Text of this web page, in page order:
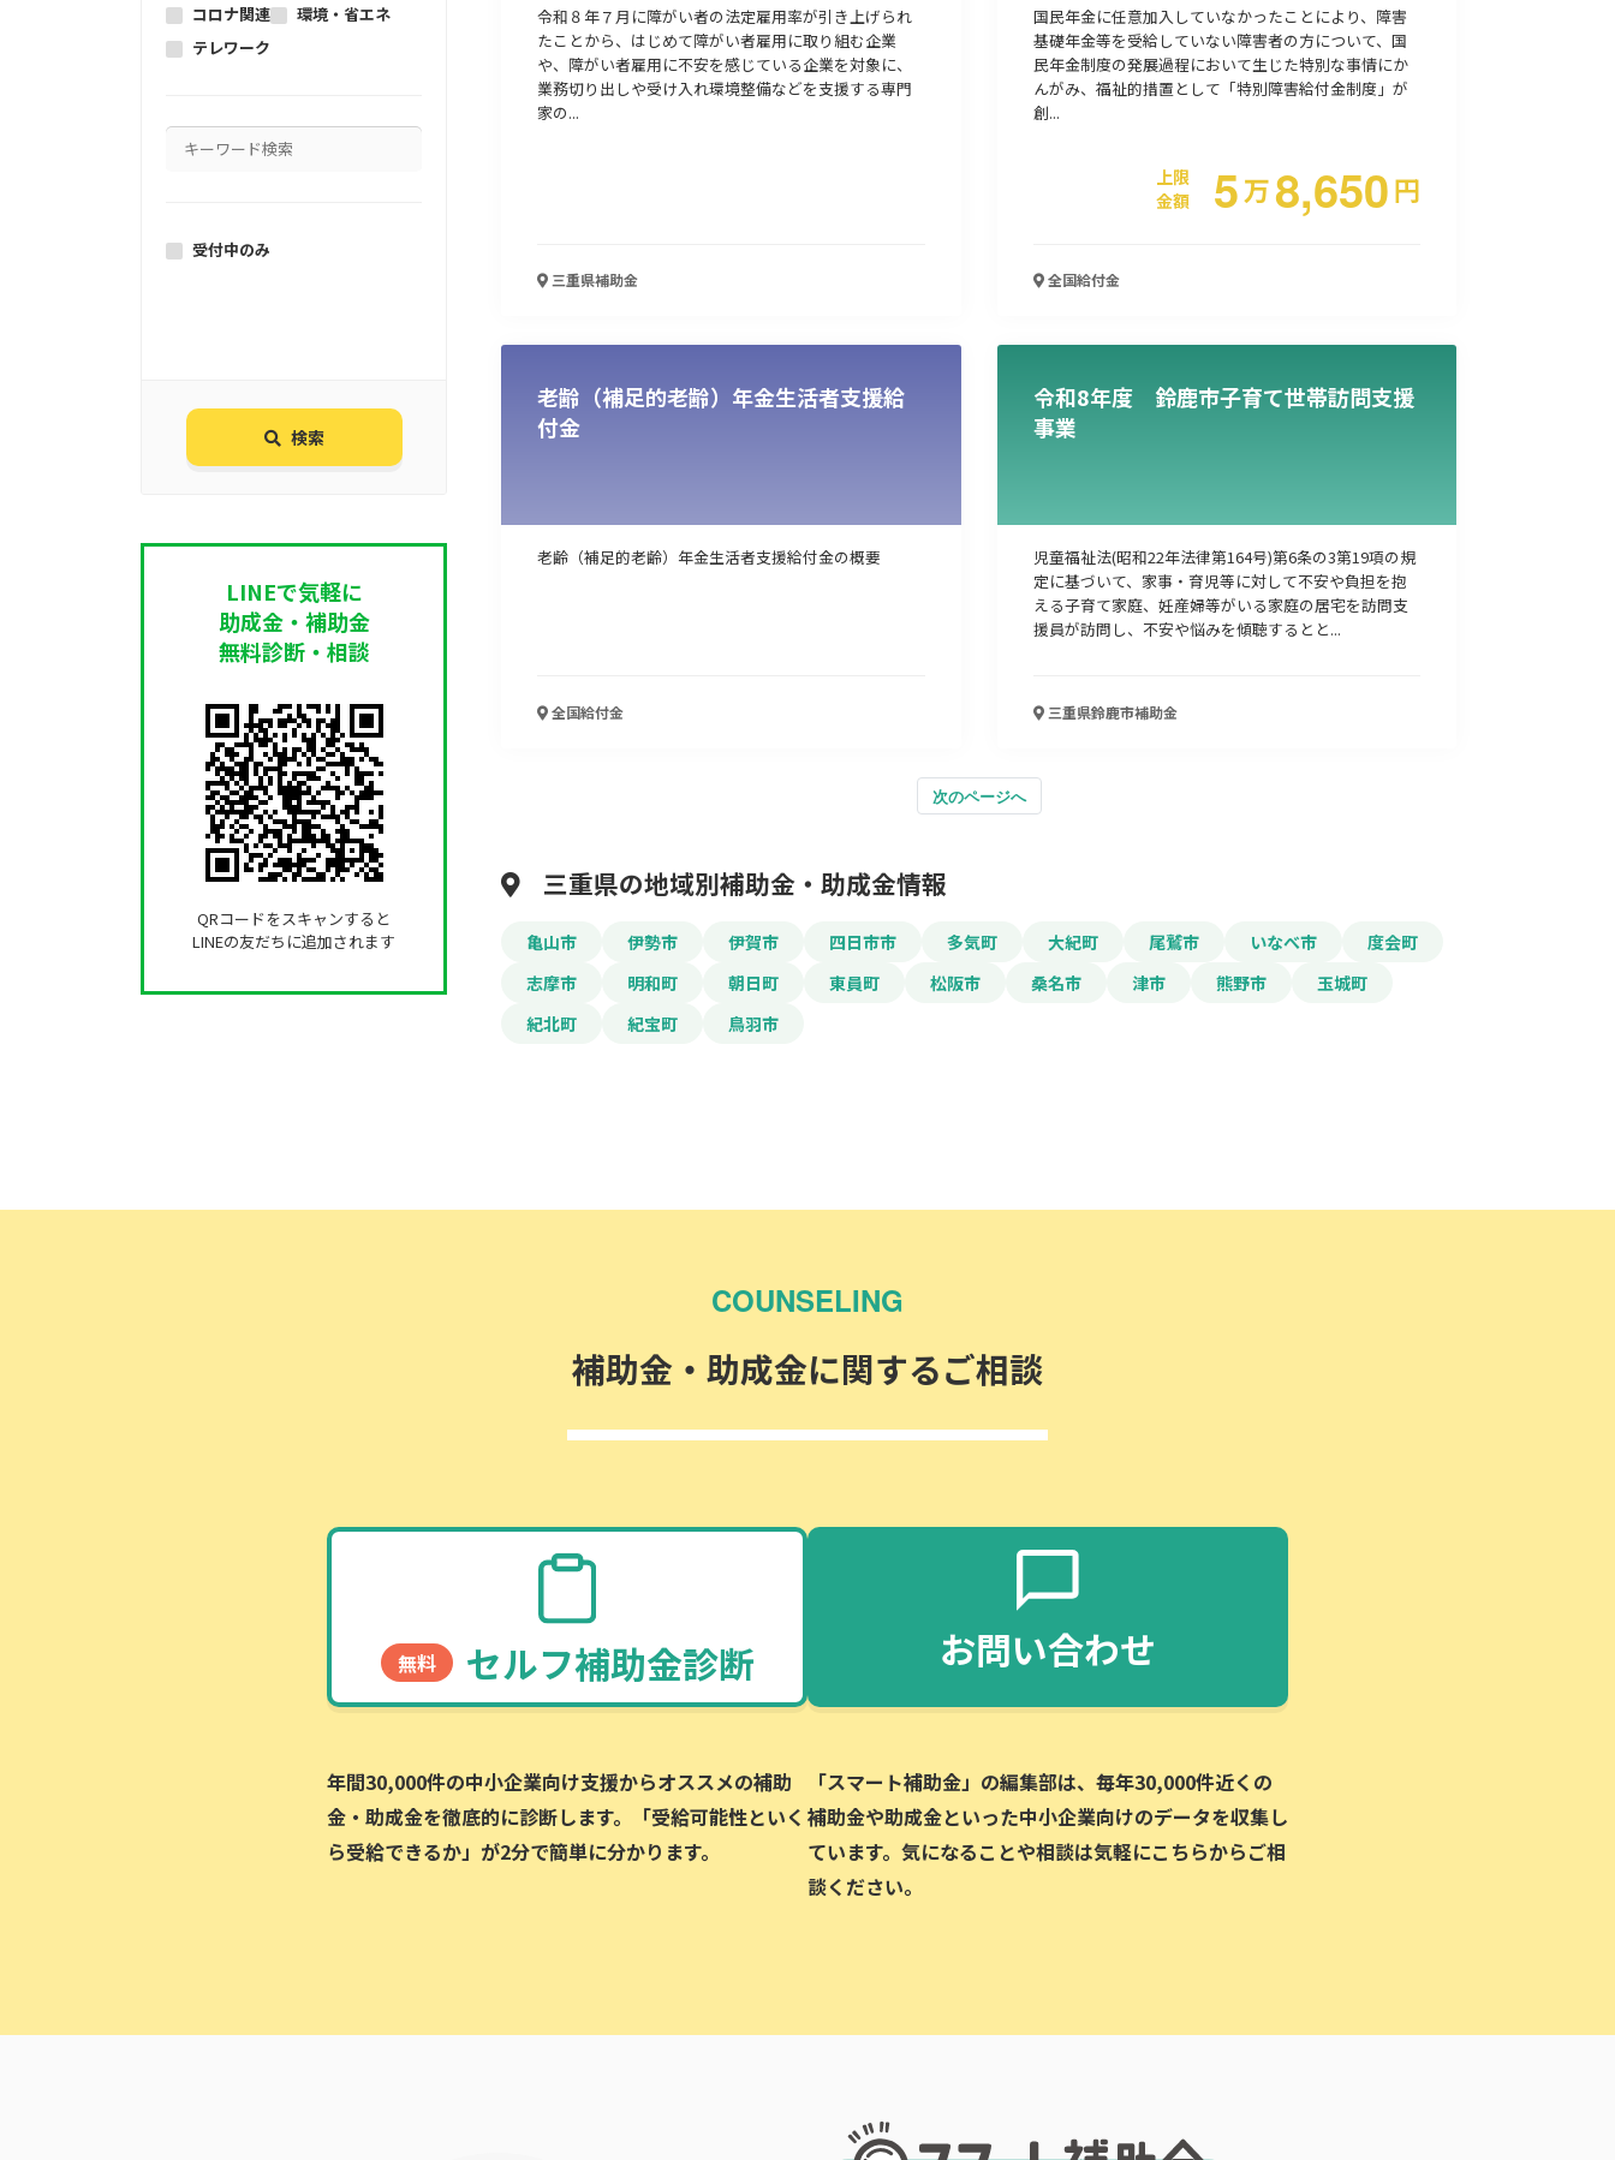
コロナ関連
環境・省エネ
テレワーク
受付中のみ
検索
LINEで気軽に
助成金・補助金
無料診断・相談
QRコードをスキャンすると
LINEの友だちに追加されます
令和８年７月に障がい者の法定雇用率が引き上げられ
たことから、はじめて障がい者雇用に取り組む企業
や、障がい者雇用に不安を感じている企業を対象に、
業務切り出しや受け入れ環境整備などを支援する専門
家の...
三重県補助金
国民年金に任意加入していなかったことにより、障害
基礎年金等を受給していない障害者の方について、国
民年金制度の発展過程において生じた特別な事情にか
んがみ、福祉的措置として「特別障害給付金制度」が
創...
上限
金額
5万8,650円
全国給付金
老齢（補足的老齢）年金生活者支援給
付金
老齢（補足的老齢）年金生活者支援給付金の概要
全国給付金
令和8年度 鈴鹿市子育て世帯訪問支援
事業
児童福祉法(昭和22年法律第164号)第6条の3第19項の規
定に基づいて、家事・育児等に対して不安や負担を抱
える子育て家庭、妊産婦等がいる家庭の居宅を訪問支
援員が訪問し、不安や悩みを傾聴するとと...
三重県鈴鹿市補助金
次のページへ
三重県の地域別補助金・助成金情報
亀山市 伊勢市 伊賀市 四日市市 多気町 大紀町 尾鷲市 いなべ市
度会町
志摩市
明和町 朝日町 東員町 松阪市 桑名市 津市 熊野市
玉城町
紀北町
紀宝町 鳥羽市
COUNSELING
補助金・助成金に関するご相談
無料 セルフ補助金診断
年間30,000件の中小企業向け支援からオススメの補助
金・助成金を徹底的に診断します。「受給可能性といく
ら受給できるか」が2分で簡単に分かります。
お問い合わせ
「スマート補助金」の編集部は、毎年30,000件近くの
補助金や助成金といった中小企業向けのデータを収集し
ています。気になることや相談は気軽にこちらからご相
談ください。